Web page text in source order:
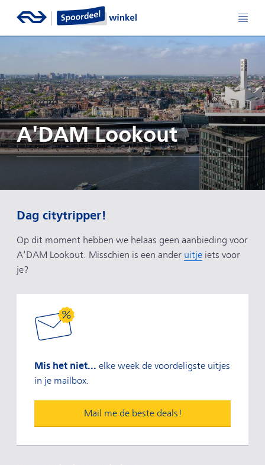
A'DAM Lookout
Dag citytripper!
Op dit moment hebben we helaas geen aanbieding voor
A'DAM Lookout. Misschien is een ander uitje iets voor
je?
Mis het niet... elke week de voordeligste uitjes
in je mailbox.
Mail me de beste deals!